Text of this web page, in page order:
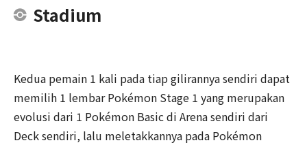
Stadium
Kedua pemain 1 kali pada tiap gilirannya sendiri dapat
memilih 1 lembar Pokémon Stage 1 yang merupakan
evolusi dari 1 Pokémon Basic di Arena sendiri dari
Deck sendiri, lalu meletakkannya pada Pokémon